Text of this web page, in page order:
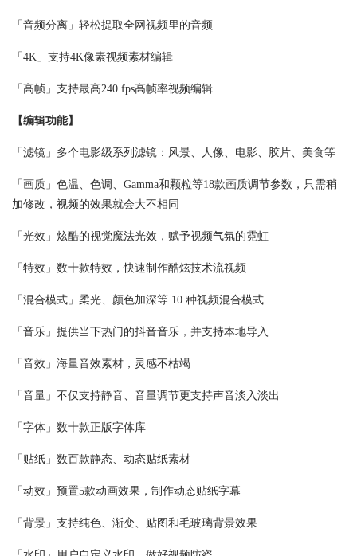
「音频分离」轻松提取全网视频里的音频
「4K」支持4K像素视频素材编辑
「高帧」支持最高240 fps高帧率视频编辑
【编辑功能】
「滤镜」多个电影级系列滤镜：风景、人像、电影、胶片、美食等
「画质」色温、色调、Gamma和颗粒等18款画质调节参数，只需稍
加修改，视频的效果就会大不相同
「光效」炫酷的视觉魔法光效，赋予视频气氛的霓虹
「特效」数十款特效，快速制作酷炫技术流视频
「混合模式」柔光、颜色加深等 10 种视频混合模式
「音乐」提供当下热门的抖音音乐，并支持本地导入
「音效」海量音效素材，灵感不枯竭
「音量」不仅支持静音、音量调节更支持声音淡入淡出
「字体」数十款正版字体库
「贴纸」数百款静态、动态贴纸素材
「动效」预置5款动画效果，制作动态贴纸字幕
「背景」支持纯色、渐变、贴图和毛玻璃背景效果